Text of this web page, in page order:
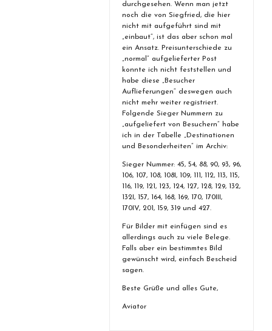
durchgesehen. Wenn man jetzt
noch die von Siegfried, die hier
nicht mit aufgeführt sind mit
„einbaut“, ist das aber schon mal
ein Ansatz. Preisunterschiede zu
„normal“ aufgelieferter Post
konnte ich nicht feststellen und
habe diese „Besucher
Auflieferungen“ deswegen auch
nicht mehr weiter registriert.
Folgende Sieger Nummern zu
„aufgeliefert von Besuchern“ habe
ich in der Tabelle „Destinationen
und Besonderheiten“ im Archiv:
Sieger Nummer: 45, 54, 88, 90, 93, 96,
106, 107, 108, 108I, 109, 111, 112, 113, 115,
116, 119, 121, 123, 124, 127, 128, 129, 132,
132I, 157, 164, 168, 169, 170, 170III,
170IV, 201, 159, 319 und 427.
Für Bilder mit einfügen sind es
allerdings auch zu viele Belege.
Falls aber ein bestimmtes Bild
gewünscht wird, einfach Bescheid
sagen.
Beste Grüße und alles Gute,
Aviator